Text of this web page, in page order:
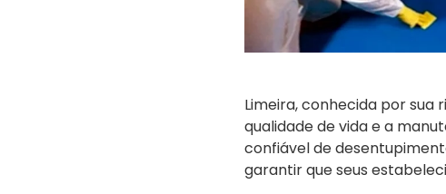
Limeira, conhecida por sua
qualidade de vida e a
confiável de
garantir que seus